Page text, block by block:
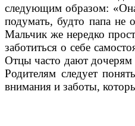
следующим образом: «Она
подумать, будто папа не
Мальчик же нередко
заботиться о себе
Отцы часто дают дочерям
Родителям следует
внимания и заботы,